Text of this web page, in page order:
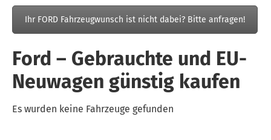
Ihr FORD Fahrzeugwunsch ist nicht dabei? Bitte anfragen!
Ford – Gebrauchte und EU-
Neuwagen günstig kaufen
Es wurden keine Fahrzeuge gefunden